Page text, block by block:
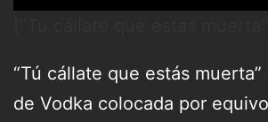
“Tú cállate que estás
de Vodka colocada por